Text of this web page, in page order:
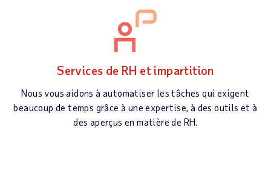
Services de RH et impartition
Nous vous aidons à automatiser les tâches qui exigent
beaucoup de temps grâce à une expertise, à des outils et à
des aperçus en matière de RH.